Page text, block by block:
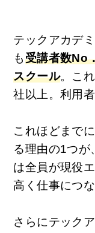
テックアカデ
も受講者数No
スクール。こ
社以上。利用
これほどまで
る理由の1つが
は全員が現役
高く仕事につ
さらにテック